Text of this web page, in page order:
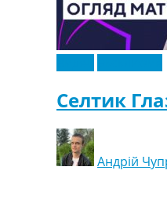
Селтик
Андрій